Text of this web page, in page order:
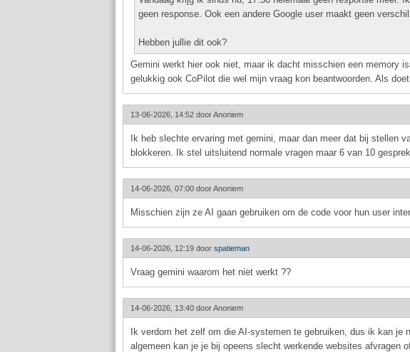
geen response. Ook een andere Google user maakt geen
Hebben jullie dit ook?
Gemini werkt hier ook niet, maar ik dacht misschien een memory
gelukkig ook CoPilot die wel mijn vraag kon beantwoorden. Als
13-06-2026, 14:52 doorAnoniem
Ik heb slechte ervaring met gemini, maar dan meer dat bij stellen
blokkeren. Ik stel uitsluitend normale vragen maar 6 van 10
14-06-2026, 07:00 doorAnoniem
Misschien zijn ze AI gaan gebruiken om de code voor hun user
14-06-2026, 12:19 door spatieman
Vraag gemini waarom het niet werkt ??
14-06-2026, 13:40 doorAnoniem
Ik verdom het zelf om die AI-systemen te gebruiken, dus ik kan
algemeen kan je je bij opeens slecht werkende websites afvragen